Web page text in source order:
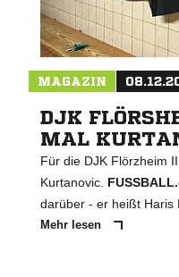
MAGAZIN
DJK
MAL
Für die DJK Flörzheim
Kurtanovic.
darüber - er heißt Haris
Mehr lesen